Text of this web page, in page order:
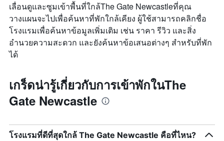
เลื่อนดูและซูมเข้าพื้นที่ใกล้The Gate Newcastleที่คุณ
วางแผนจะไปเพื่อค้นหาที่พักใกล้เคียง ผู้ใช้สามารถคลิกชื่อ
โรงแรมเพื่อค้นหาข้อมูลเพิ่มเติม เช่น ราคา รีวิว และสิ่ง
อำนวยความสะดวก และยังค้นหาข้อเสนอต่างๆ สำหรับที่พัก
ได้
เกร็ดน่ารู้เกี่ยวกับการเข้าพักในThe
Gate Newcastle
โรงแรมที่ดีที่สุดใกล้ The Gate Newcastle คือที่ไหน?